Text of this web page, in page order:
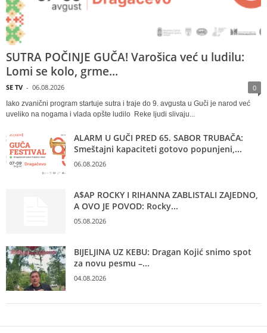
SUTRA POČINJE GUČA! Varošica već u ludilu:
Lomi se kolo, grme...
SE TV - 06.08.2026 0
Iako zvanični program startuje sutra i traje do 9. avgusta u Guči je narod već
uveliko na nogama i vlada opšte ludilo Reke ljudi slivaju...
ALARM U GUČI PRED 65. SABOR TRUBAČA:
Smeštajni kapaciteti gotovo popunjeni,...
06.08.2026
A$AP ROCKY I RIHANNA ZABLISTALI ZAJEDNO,
A OVO JE POVOD: Rocky...
05.08.2026
BIJELJINA UZ KEBU: Dragan Kojić snimo spot
za novu pesmu –...
04.08.2026